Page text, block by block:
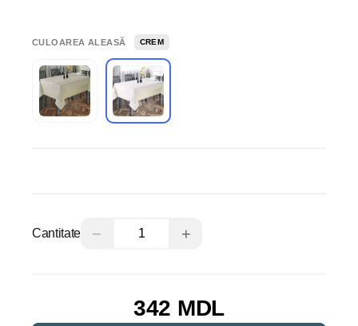
CULOAREA ALEASĂ CREM
Cantitate − +
342 MDL